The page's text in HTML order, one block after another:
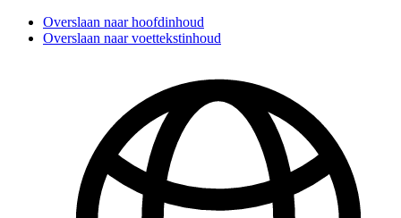
Overslaan naar hoofdinhoud
Overslaan naar voettekstinhoud